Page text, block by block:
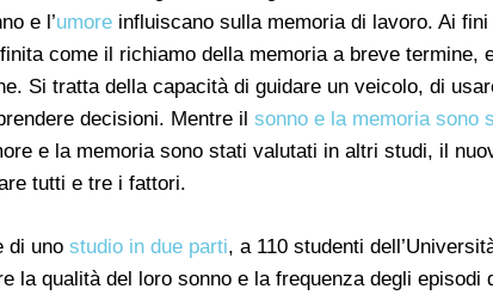
e l’umore influiscano sulla memoria di lavoro. Ai
come il richiamo della memoria a breve termine,
Si tratta della capacità di guidare un veicolo, di
decisioni. Mentre il sonno e la memoria sono
e la memoria sono stati valutati in altri studi, il
tutti e tre i fattori.
di uno studio in due parti, a 110 studenti
la qualità del loro sonno e la frequenza degli